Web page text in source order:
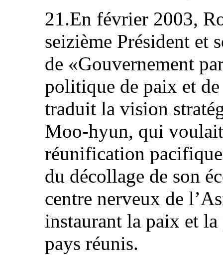
21.En février 2003,
seizième Président et
de «Gouvernement
politique de paix et
traduit la vision
Moo-hyun, qui voulait
réunification
du décollage de son
centre nerveux de
instaurant la paix et
pays réunis.